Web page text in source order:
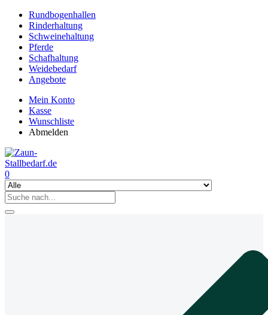
Rundbogenhallen
Rinderhaltung
Schweinehaltung
Pferde
Schafhaltung
Weidebedarf
Angebote
Mein Konto
Kasse
Wunschliste
Abmelden
0